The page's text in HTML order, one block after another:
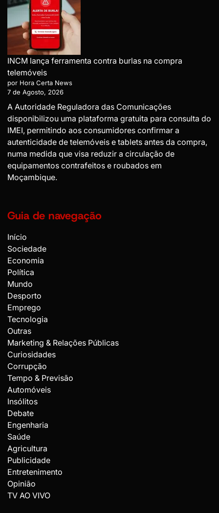
INCM lança ferramenta contra burlas na compra
telemóveis
por Hora Certa News
7 de Agosto, 2026
A Autoridade Reguladora das Comunicações
disponibilizou uma plataforma gratuita para consulta do
IMEI, permitindo aos consumidores confirmar a
autenticidade de telemóveis e tablets antes da compra,
numa medida que visa reduzir a circulação de
equipamentos contrafeitos e roubados em
Moçambique.
Guia de navegação
Início
Sociedade
Economia
Política
Mundo
Desporto
Emprego
Tecnologia
Outras
Marketing & Relações Públicas
Curiosidades
Corrupção
Tempo & Previsão
Automóveis
Insólitos
Debate
Engenharia
Saúde
Agricultura
Publicidade
Entretenimento
Opinião
TV AO VIVO